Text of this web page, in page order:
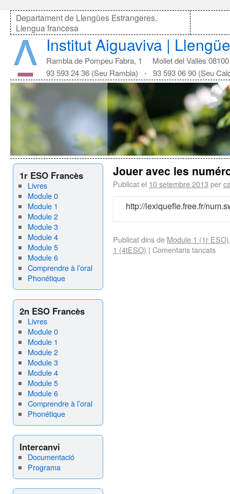
Departament de Llengües Estrangeres.
Llengua francesa
Institut Aiguaviva |
Rambla de Pompeu Fabra, 1 Mollet del Vallès 08100
93 593 24 36 (Seu Rambla) - 93 593 06 90 (Seu
1r ESO Francès
Livres
Module 0
Module 1
Module 2
Module 3
Module 4
Module 5
Module 6
Comprendre à l’oral
Phonétique
2n ESO Francès
Livres
Module 0
Module 1
Module 2
Module 3
Module 4
Module 5
Module 6
Comprendre à l’oral
Phonétique
Intercanvi
Documentació
Programa
Jouer avec les
Publicat el 10 setembre 2013 per
http://lexiquefle.free.fr/
Publicat dins de Module 1 (1r ESO)
1 (4tESO) | Comentaris tancats